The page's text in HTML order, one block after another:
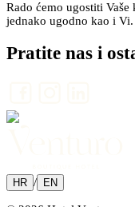
Rado ćemo ugostiti
jednako ugodno kao i Vi.
Pratite nas i
HR / EN